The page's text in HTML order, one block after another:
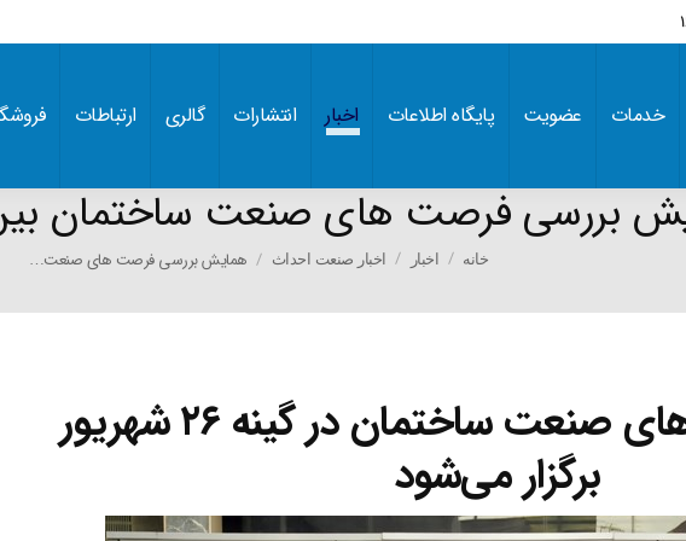
خدمات عضویت پایگاه اطلاعات اخبار انتشارات گالری ارتباطات
بررسی فرصت های صنعت ساختمان بین
You are here:
خانه اخبار اخبار صنعت احداث همایش بررسی فرصت های صنعت…
همایش فرصت‌های صنعت ساختمان در گینه ۲۶ شهریور
برگزار می‌شود